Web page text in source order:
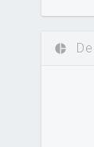
pie_chart